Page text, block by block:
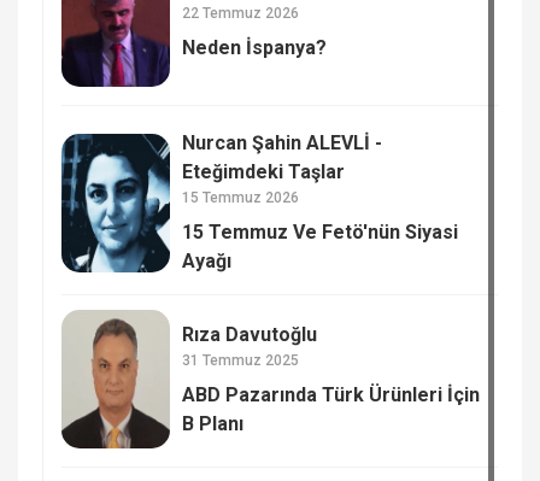
22 Temmuz 2026
Neden İspanya?
Nurcan Şahin ALEVLİ -
Eteğimdeki Taşlar
15 Temmuz 2026
15 Temmuz Ve Fetö'nün Siyasi
Ayağı
Rıza Davutoğlu
31 Temmuz 2025
ABD Pazarında Türk Ürünleri İçin
B Planı